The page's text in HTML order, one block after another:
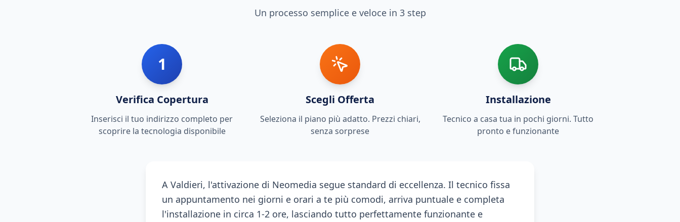
Un processo semplice e veloce in 3 step
1
Verifica Copertura
Inserisci il tuo indirizzo completo per
scoprire la tecnologia disponibile
Scegli Offerta
Seleziona il piano più adatto. Prezzi chiari,
senza sorprese
Installazione
Tecnico a casa tua in pochi giorni. Tutto
pronto e funzionante
A Valdieri, l'attivazione di Neomedia segue standard di eccellenza. Il tecnico fissa
un appuntamento nei giorni e orari a te più comodi, arriva puntuale e completa
l'installazione in circa 1-2 ore, lasciando tutto perfettamente funzionante e